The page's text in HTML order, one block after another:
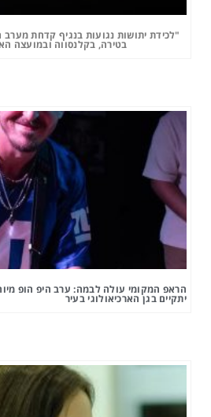
"לכידת יתושות נגועות בנגיף קדחת מערב
בטירה, בקלנסווה ובמועצה
הראפ המקומי עולה לבמה: ערב היפ הופ
יתקיים בגן הארכיאולוגי בעיר